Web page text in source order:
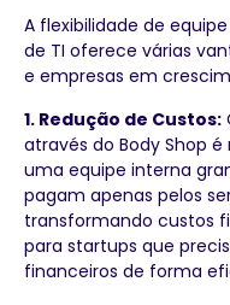
A flexibilidade de
de TI oferece várias
e empresas em
1. Redução de Custos:
através do Body Shop
uma equipe interna
pagam apenas pelos
transformando custos
para startups que
financeiros de forma